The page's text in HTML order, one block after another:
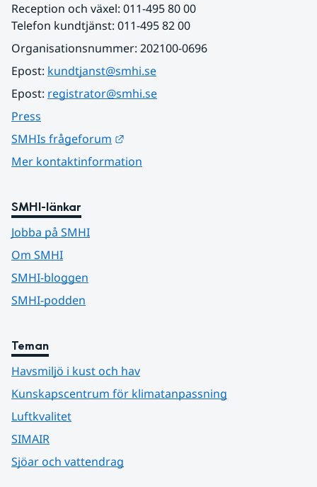
Reception och växel: 011-495 80 00
Telefon kundtjänst: 011-495 82 00
Organisationsnummer: 202100-0696
Epost: kundtjanst@smhi.se
Epost: registrator@smhi.se
Press
SMHIs frågeforum
Mer kontaktinformation
SMHI-länkar
Jobba på SMHI
Om SMHI
SMHI-bloggen
SMHI-podden
Teman
Havsmiljö i kust och hav
Kunskapscentrum för klimatanpassning
Luftkvalitet
SIMAIR
Sjöar och vattendrag